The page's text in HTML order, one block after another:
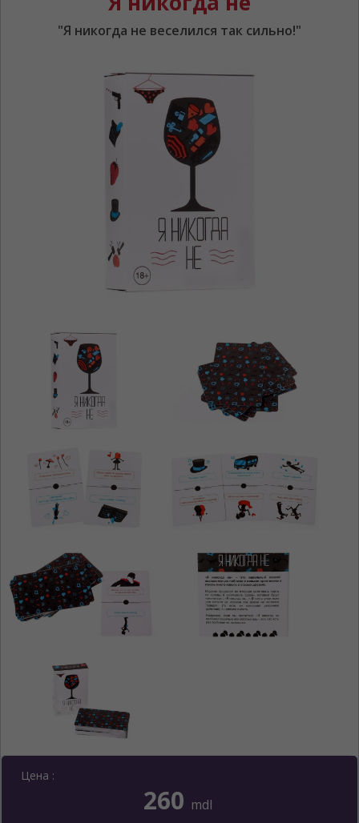
"Я никогда не веселился так сильно!"
Цена :
260 mdl